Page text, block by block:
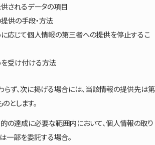
されるデータの項目
供の手段・方法
応じて個人情報の第三者への提供を停止するこ
受け付ける方法
ず、次に掲げる場合には、当該情報の提供先は第
とします。
の達成に必要な範囲内において、個人情報の取り
一部を委託する場合。